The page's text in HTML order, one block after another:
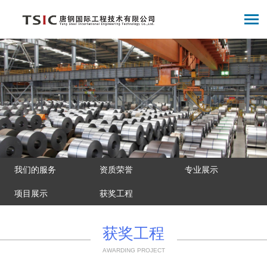
我们的服务 资质荣誉 专业展示
项目展示 获奖工程
获奖工程
AWARDING PROJECT